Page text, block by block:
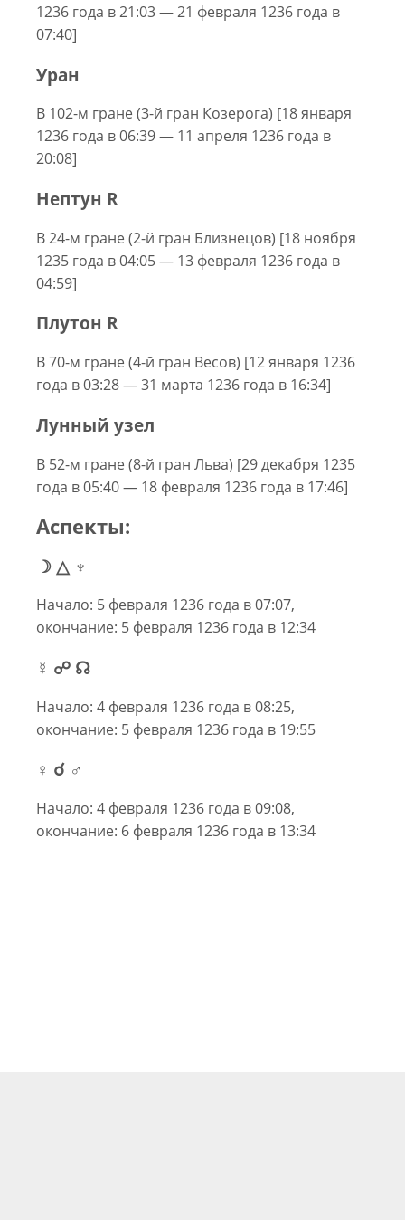
1236 года в 21:03 — 21 февраля 1236 года в
07:40]
Уран
В 102-м гране (3-й гран Козерога) [18 января
1236 года в 06:39 — 11 апреля 1236 года в
20:08]
Нептун R
В 24-м гране (2-й гран Близнецов) [18 ноября
1235 года в 04:05 — 13 февраля 1236 года в
04:59]
Плутон R
В 70-м гране (4-й гран Весов) [12 января 1236
года в 03:28 — 31 марта 1236 года в 16:34]
Лунный узел
В 52-м гране (8-й гран Льва) [29 декабря 1235
года в 05:40 — 18 февраля 1236 года в 17:46]
Аспекты:
☽ △ ♆
Начало: 5 февраля 1236 года в 07:07,
окончание: 5 февраля 1236 года в 12:34
☿ ☍ ☊
Начало: 4 февраля 1236 года в 08:25,
окончание: 5 февраля 1236 года в 19:55
♀ ☌ ♂
Начало: 4 февраля 1236 года в 09:08,
окончание: 6 февраля 1236 года в 13:34